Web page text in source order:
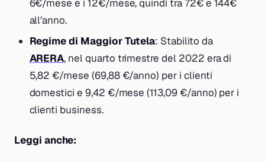
6€/mese e i 12€/mese, quindi tra 72€ e 144€
all’anno.
Regime di Maggior Tutela: Stabilito da
ARERA, nel quarto trimestre del 2022 era di
5,82 €/mese (69,88 €/anno) per i clienti
domestici e 9,42 €/mese (113,09 €/anno) per i
clienti business.
Leggi anche: